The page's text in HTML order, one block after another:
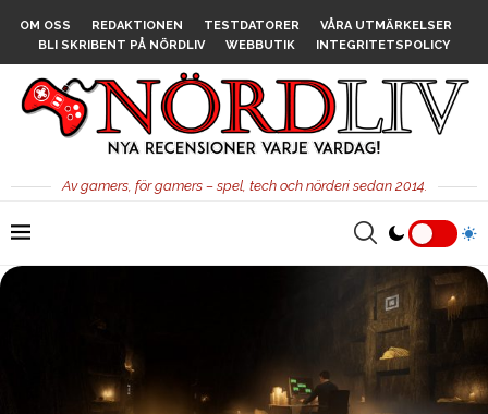
OM OSS REDAKTIONEN TESTDATORER
VÅRA UTMÄRKELSER
BLI SKRIBENT PÅ NÖRDLIV
WEBBUTIK INTEGRITETSPOLICY
Av gamers, för gamers – spel, tech och nörderi sedan 2014.